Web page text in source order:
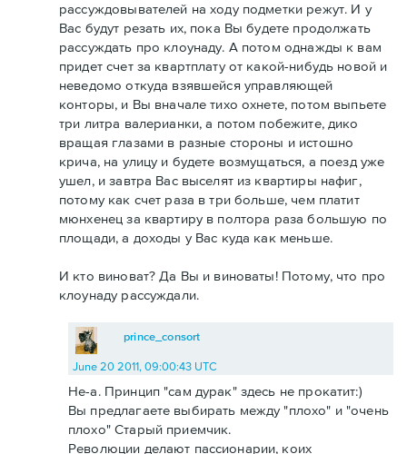
рассуждовывателей на ходу подметки режут. И у
Вас будут резать их, пока Вы будете продолжать
рассуждать про клоунаду. А потом однажды к вам
придет счет за квартплату от какой-нибудь новой и
неведомо откуда взявшейся управляющей
конторы, и Вы вначале тихо охнете, потом выпьете
три литра валерианки, а потом побежите, дико
вращая глазами в разные стороны и истошно
крича, на улицу и будете возмущаться, а поезд уже
ушел, и завтра Вас выселят из квартиры нафиг,
потому как счет раза в три больше, чем платит
мюнхенец за квартиру в полтора раза большую по
площади, а доходы у Вас куда как меньше.
И кто виноват? Да Вы и виноваты! Потому, что про
клоунаду рассуждали.
prince_consort
June 20 2011, 09:00:43 UTC
Не-а. Принцип "сам дурак" здесь не прокатит:)
Вы предлагаете выбирать между "плохо" и "очень
плохо" Старый приемчик.
Революции делают пассионарии, коих